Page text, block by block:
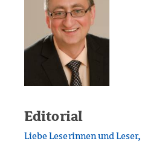
Editorial
Liebe Leserinnen und Leser,